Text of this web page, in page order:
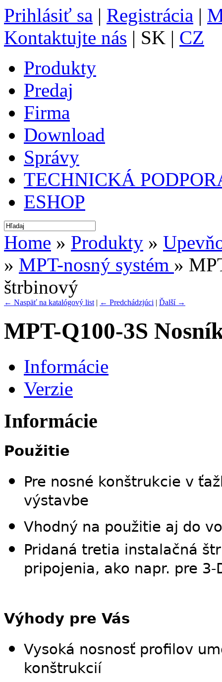
Prihlásiť sa | Registrácia |
Kontaktujte nás | SK | CZ
Produkty
Predaj
Firma
Download
Správy
TECHNICKÁ
ESHOP
Home » Produkty »
» MPT-nosný systém »
štrbinový
← Naspäť na katalógový list | ← Predchádzjúci | Ďalší →
MPT-Q100-3S
Informácie
Verzie
Informácie
Použitie
Pre nosné konštrukcie v
výstavbe
Vhodný na použitie aj do
Pridaná tretia instalačná
pripojenia, ako napr. pre
Výhody pre Vás
Vysoká nosnosť profilov
konštrukcií